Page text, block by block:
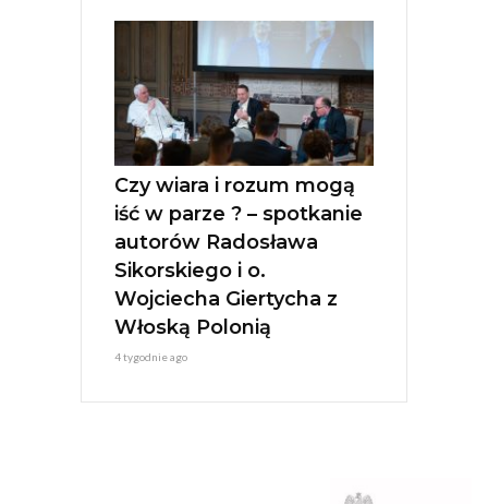
Czy wiara i rozum mogą
iść w parze ? – spotkanie
autorów Radosława
Sikorskiego i o.
Wojciecha Giertycha z
Włoską Polonią
4 tygodnie ago